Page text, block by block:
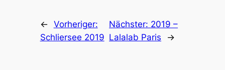
← Vorheriger:
Schliersee 2019
Nächster: 2019 –
Lalalab Paris
→